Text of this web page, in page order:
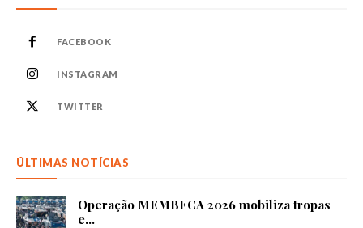
FACEBOOK
INSTAGRAM
TWITTER
ÚLTIMAS NOTÍCIAS
Operação MEMBECA 2026 mobiliza tropas
e...